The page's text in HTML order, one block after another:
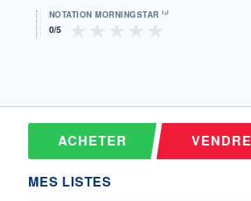
NOTATION MORNINGSTAR ⁽¹⁾
ACHETER VENDRE
MES LISTES